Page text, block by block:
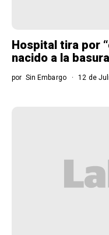
Hospital tira por
nacido a la
por Sin Embargo 12 de